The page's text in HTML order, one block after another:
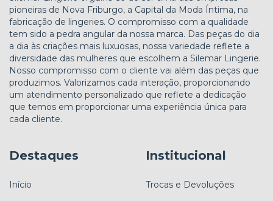
pioneiras de Nova Friburgo, a Capital da Moda Íntima, na
fabricação de lingeries. O compromisso com a qualidade
tem sido a pedra angular da nossa marca. Das peças do dia
a dia às criações mais luxuosas, nossa variedade reflete a
diversidade das mulheres que escolhem a Silemar Lingerie.
Nosso compromisso com o cliente vai além das peças que
produzimos. Valorizamos cada interação, proporcionando
um atendimento personalizado que reflete a dedicação
que temos em proporcionar uma experiência única para
cada cliente.
Destaques
Início
Institucional
Trocas e Devoluções